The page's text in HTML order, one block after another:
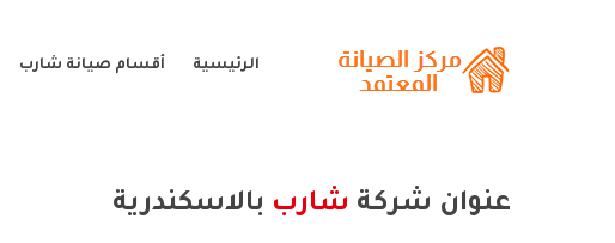
الرئيسية أقسام صيانة شارب
عنوان شركة شارب بالاسكندرية